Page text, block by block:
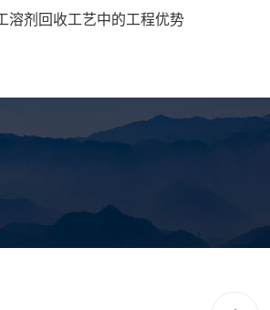
溶剂回收工艺中的工程优势